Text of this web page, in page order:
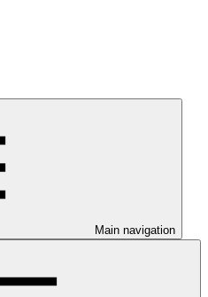
Main navigation